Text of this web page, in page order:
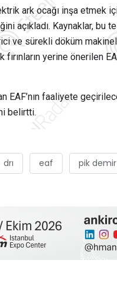
ark ocağı inşa etmek
açıkladı. Kaynaklar, bu
ve sürekli döküm
yerine önerilen
EAF’nın faaliyete
belirtti.
drı eaf pik demir